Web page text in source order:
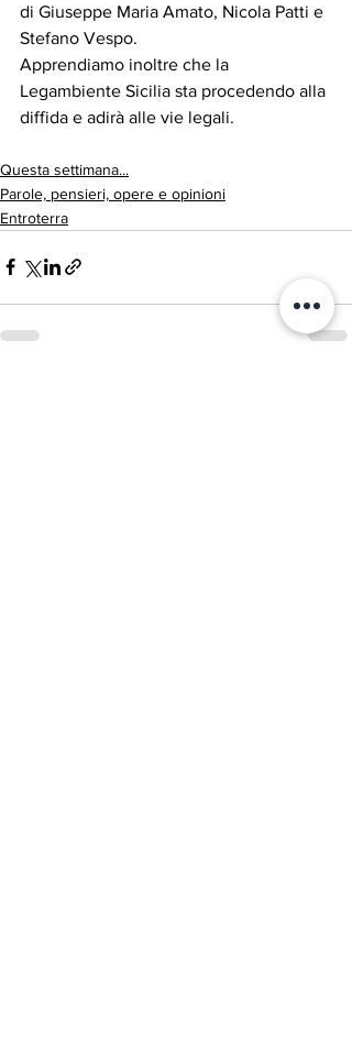
di Giuseppe Maria Amato, Nicola Patti e
Stefano Vespo.
Apprendiamo inoltre che la
Legambiente Sicilia sta procedendo alla
diffida e adirà alle vie legali.
Questa settimana...
Parole, pensieri, opere e opinioni
Entroterra